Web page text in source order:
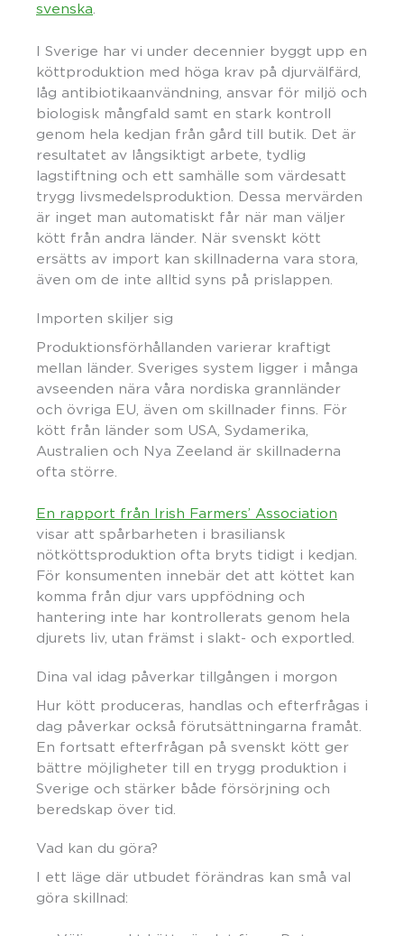
svenska.
I Sverige har vi under decennier byggt upp en
köttproduktion med höga krav på djurvälfärd,
låg antibiotikaanvändning, ansvar för miljö och
biologisk mångfald samt en stark kontroll
genom hela kedjan från gård till butik. Det är
resultatet av långsiktigt arbete, tydlig
lagstiftning och ett samhälle som värdesatt
trygg livsmedelsproduktion. Dessa mervärden
är inget man automatiskt får när man väljer
kött från andra länder. När svenskt kött
ersätts av import kan skillnaderna vara stora,
även om de inte alltid syns på prislappen.
Importen skiljer sig
Produktionsförhållanden varierar kraftigt
mellan länder. Sveriges system ligger i många
avseenden nära våra nordiska grannländer
och övriga EU, även om skillnader finns. För
kött från länder som USA, Sydamerika,
Australien och Nya Zeeland är skillnaderna
ofta större.
En rapport från Irish Farmers’ Association
visar att spårbarheten i brasiliansk
nötköttsproduktion ofta bryts tidigt i kedjan.
För konsumenten innebär det att köttet kan
komma från djur vars uppfödning och
hantering inte har kontrollerats genom hela
djurets liv, utan främst i slakt- och exportled.
Dina val idag påverkar tillgången i morgon
Hur kött produceras, handlas och efterfrågas i
dag påverkar också förutsättningarna framåt.
En fortsatt efterfrågan på svenskt kött ger
bättre möjligheter till en trygg produktion i
Sverige och stärker både försörjning och
beredskap över tid.
Vad kan du göra?
I ett läge där utbudet förändras kan små val
göra skillnad: